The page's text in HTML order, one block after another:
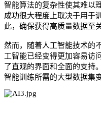
智能算法的复杂性使其难以
成功很大程度上取决于用于
此，确保获得高质量数据至
然而，随着人工智能技术的
工智能已经变得更加容易访
了直观的界面和全面的支持
智能训练所需的大型数据集